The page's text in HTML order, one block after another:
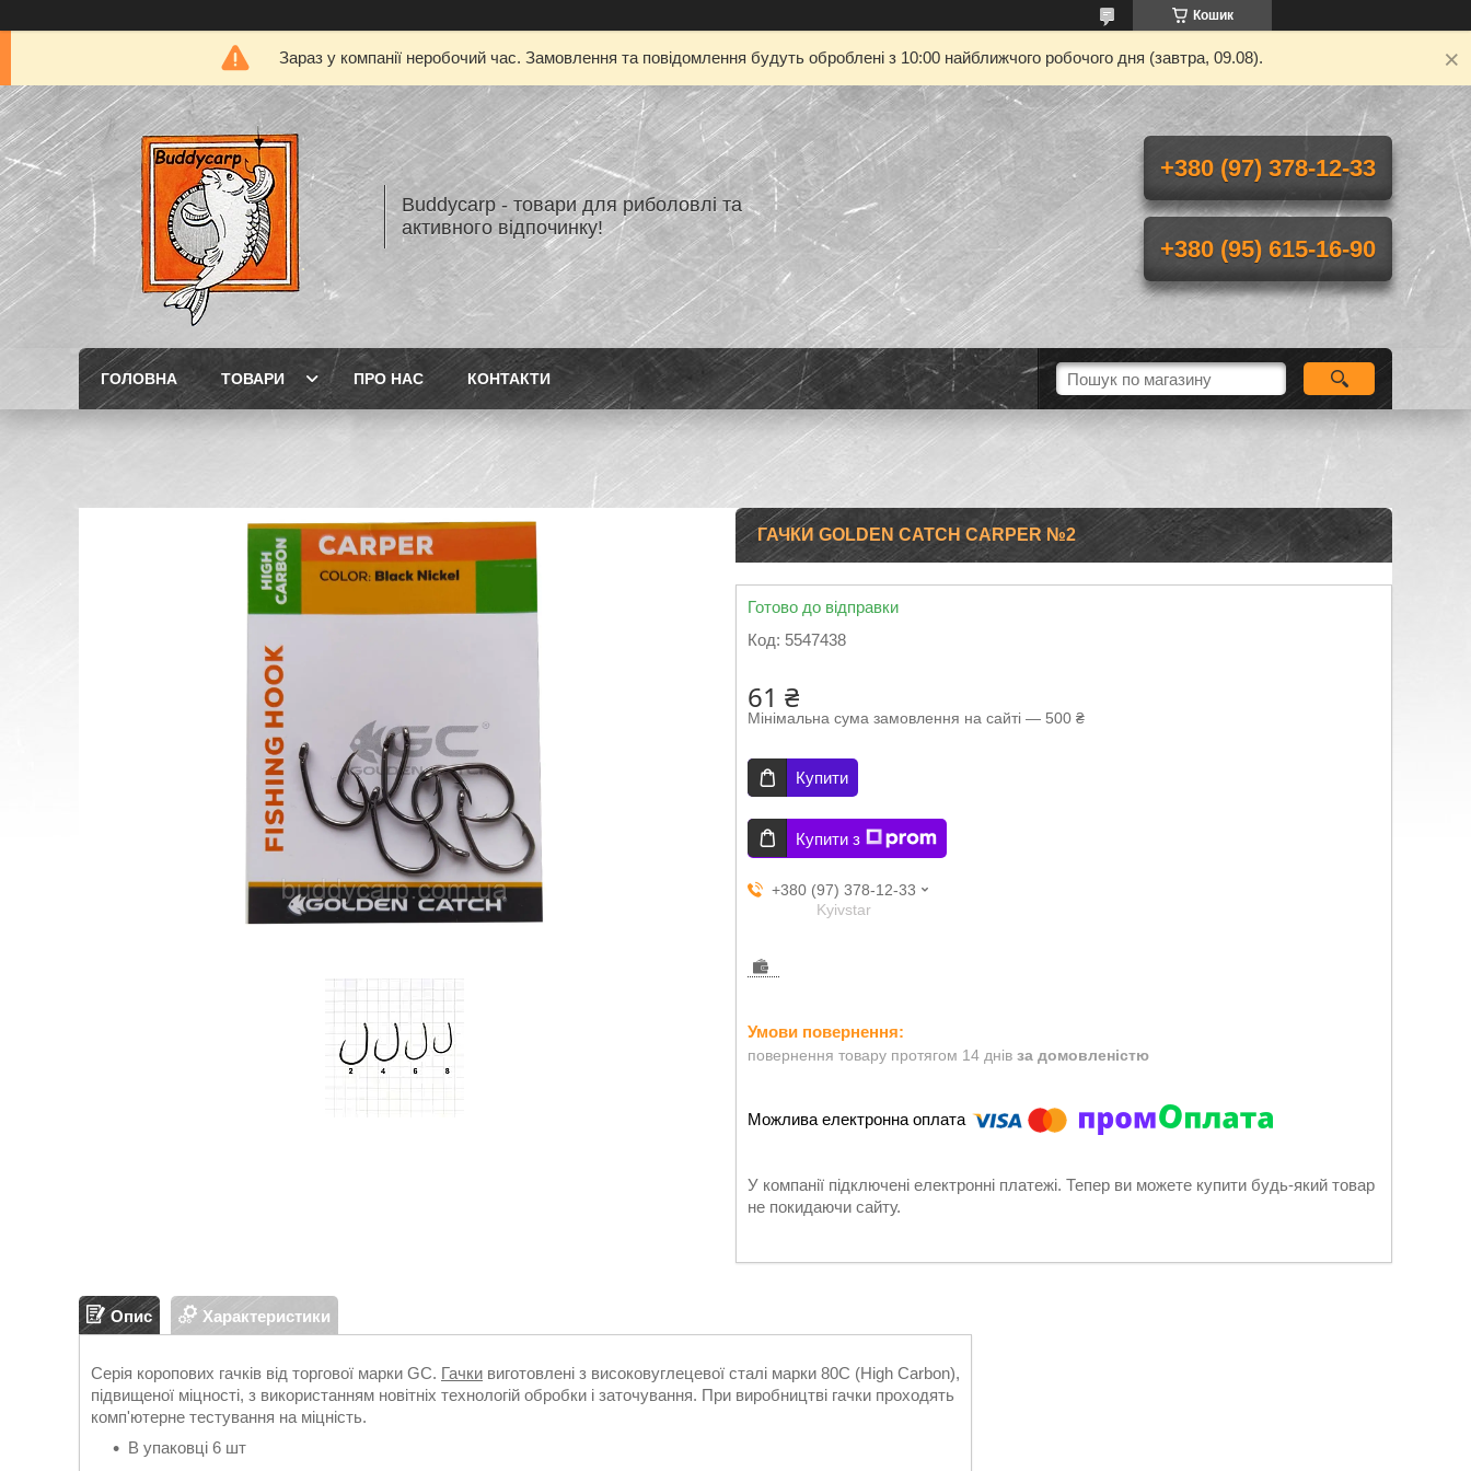
Кошик
Зараз у компанії неробочий час. Замовлення та повідомлення будуть оброблені з 10:00 найближчого робочого дня (завтра, 09.08).
Buddycarp - товари для риболовлі та
активного відпочинку!
+380 (97) 378-12-33
+380 (95) 615-16-90
ГОЛОВНА ТОВАРИ ПРО НАС КОНТАКТИ
ГАЧКИ GOLDEN CATCH CARPER №2
Готово до відправки
Код: 5547438
61 ₴
Мінімальна сума замовлення на сайті — 500 ₴
Купити
Купити з
+380 (97) 378-12-33
Kyivstar
повернення товару протягом 14 днів за домовленістю
У компанії підключені електронні платежі. Тепер ви можете купити будь-який товар
не покидаючи сайту.
Опис Характеристики
Серія коропових гачків від торгової марки GC. Гачки виготовлені з високовуглецевої сталі марки 80С (High Carbon),
підвищеної міцності, з використанням новітніх технологій обробки і заточування. При виробництві гачки проходять
комп'ютерне тестування на міцність.
В упаковці 6 шт